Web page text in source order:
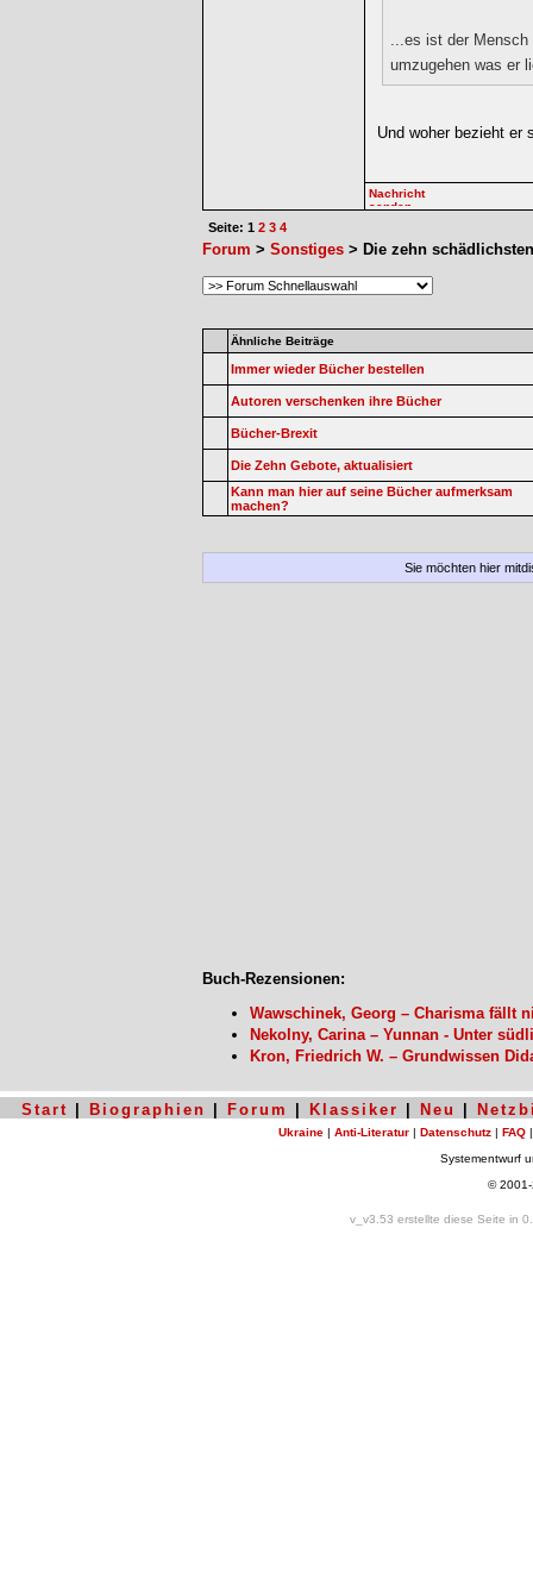
...es ist der
umzugehen was er
Und woher bezieht er
Seite: 1 2 3 4
Forum > Sonstiges > Die zehn
Ähnliche Beiträge
Immer wieder Bücher bestellen
Autoren verschenken ihre Bücher
Bücher-Brexit
Die Zehn Gebote, aktualisiert
Kann man hier auf seine Bücher aufmerksam
machen?
Sie möchten hier
Buch-Rezensionen:
Wawschinek, Georg – Charisma fällt
Nekolny, Carina – Yunnan - Unter
Kron, Friedrich W. – Grundwissen
Start Biographien Forum Klassiker Neu
Ukraine | Anti-Literatur | Datenschutz | FAQ
Systementwurf
©
v_v3.53 erstellte diese Seite in